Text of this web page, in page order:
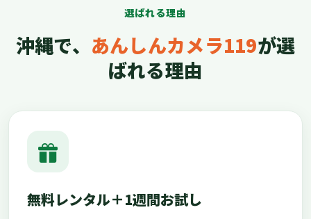
選ばれる理由
沖縄で、 あんしんカメラ119が選
ばれる理由
無料レンタル＋1週間お試し